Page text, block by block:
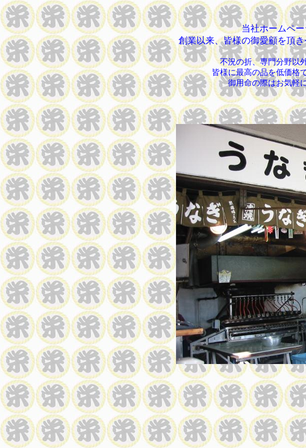
当社ホームペ
創業以来、皆様の御愛顧を頂
不況の折、専門分野以
皆様に最高の品を低価格
御用命の際はお気軽